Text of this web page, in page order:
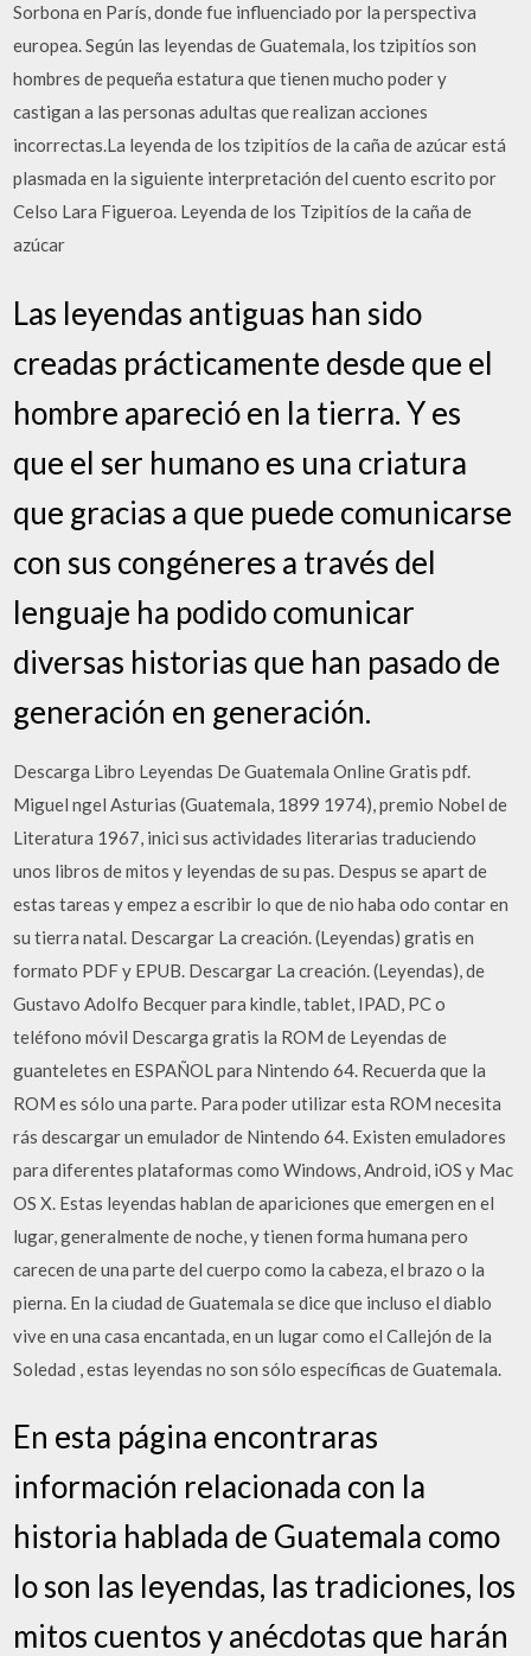
Sorbona en París, donde fue influenciado por la perspectiva
europea. Según las leyendas de Guatemala, los tzipitíos son
hombres de pequeña estatura que tienen mucho poder y
castigan a las personas adultas que realizan acciones
incorrectas.La leyenda de los tzipitíos de la caña de azúcar está
plasmada en la siguiente interpretación del cuento escrito por
Celso Lara Figueroa. Leyenda de los Tzipitíos de la caña de
azúcar
Las leyendas antiguas han sido
creadas prácticamente desde que el
hombre apareció en la tierra. Y es
que el ser humano es una criatura
que gracias a que puede comunicarse
con sus congéneres a través del
lenguaje ha podido comunicar
diversas historias que han pasado de
generación en generación.
Descarga Libro Leyendas De Guatemala Online Gratis pdf.
Miguel ngel Asturias (Guatemala, 1899 1974), premio Nobel de
Literatura 1967, inici sus actividades literarias traduciendo
unos libros de mitos y leyendas de su pas. Despus se apart de
estas tareas y empez a escribir lo que de nio haba odo contar en
su tierra natal. Descargar La creación. (Leyendas) gratis en
formato PDF y EPUB. Descargar La creación. (Leyendas), de
Gustavo Adolfo Becquer para kindle, tablet, IPAD, PC o
teléfono móvil Descarga gratis la ROM de Leyendas de
guanteletes en ESPAÑOL para Nintendo 64. Recuerda que la
ROM es sólo una parte. Para poder utilizar esta ROM necesita
rás descargar un emulador de Nintendo 64. Existen emuladores
para diferentes plataformas como Windows, Android, iOS y Mac
OS X. Estas leyendas hablan de apariciones que emergen en el
lugar, generalmente de noche, y tienen forma humana pero
carecen de una parte del cuerpo como la cabeza, el brazo o la
pierna. En la ciudad de Guatemala se dice que incluso el diablo
vive en una casa encantada, en un lugar como el Callejón de la
Soledad , estas leyendas no son sólo específicas de Guatemala.
En esta página encontraras
información relacionada con la
historia hablada de Guatemala como
lo son las leyendas, las tradiciones, los
mitos cuentos y anécdotas que harán